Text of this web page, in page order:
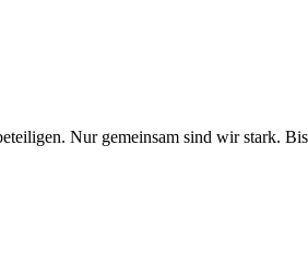
Nur gemeinsam sind wir stark.